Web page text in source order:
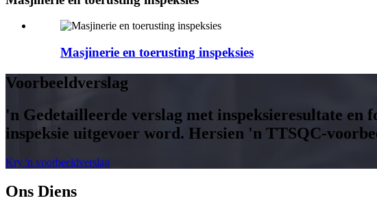
Masjinerie en toerusting inspeksies
Voorbeeldverslag
'n Gedetailleerde verslag met inspeksieresultate en
inspeksie uitgevoer word. Hersien 'n TTSQC-
Kry 'n voorbeeldverslag
Ons Diens